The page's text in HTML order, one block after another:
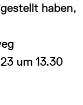
haben,
um 13.30